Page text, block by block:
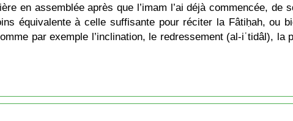
en assemblée après que l’imam l’ai déjà commencée, de
équivalente à celle suffisante pour réciter la Fâtiḥah, ou
par exemple l’inclination, le redressement (al-iʿtidâl), la